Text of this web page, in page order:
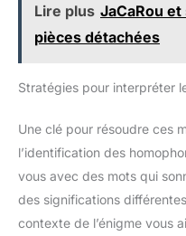
Lire plus JaCaRou
pièces détachées
Stratégies pour interpréter
Une clé pour résoudre ces
l’identification des
vous avec des mots qui
des significations
contexte de l’énigme vous